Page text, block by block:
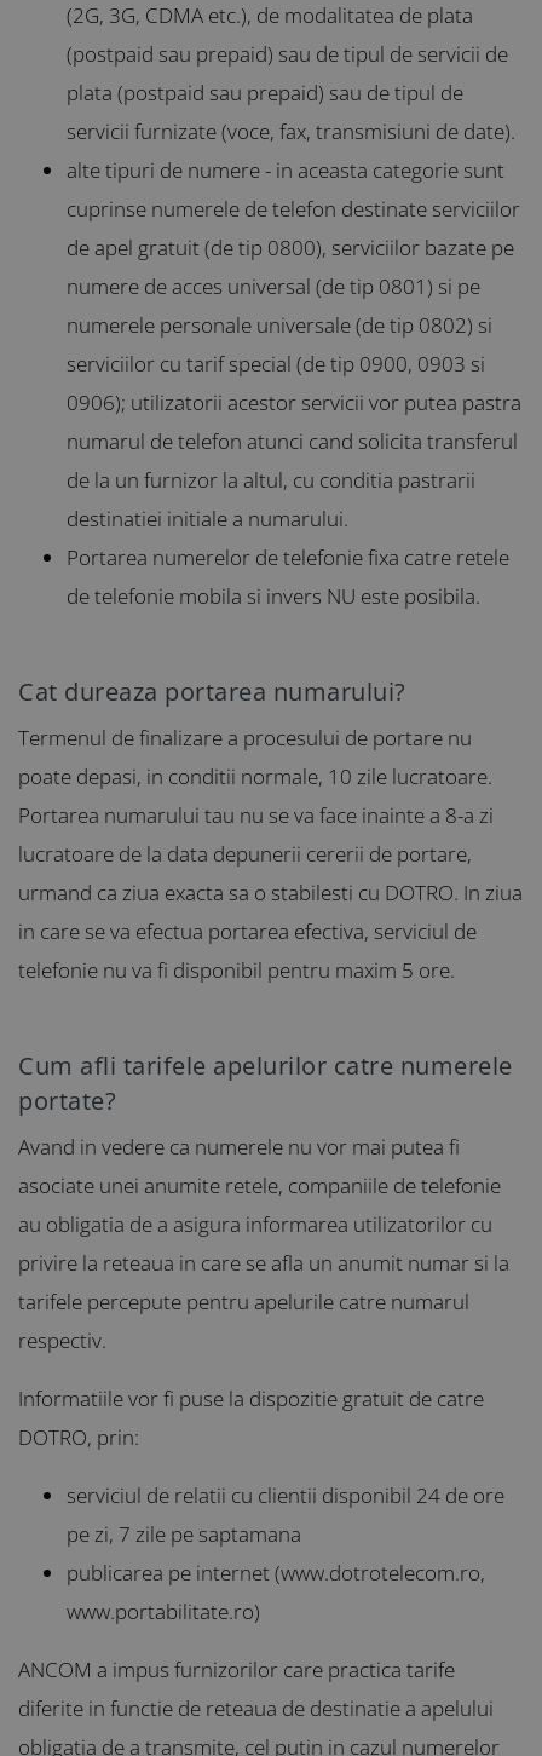
(2G, 3G, CDMA etc.), de modalitatea de plata
(postpaid sau prepaid) sau de tipul de servicii de
plata (postpaid sau prepaid) sau de tipul de
servicii furnizate (voce, fax, transmisiuni de date).
alte tipuri de numere - in aceasta categorie sunt
cuprinse numerele de telefon destinate serviciilor
de apel gratuit (de tip 0800), serviciilor bazate pe
numere de acces universal (de tip 0801) si pe
numerele personale universale (de tip 0802) si
serviciilor cu tarif special (de tip 0900, 0903 si
0906); utilizatorii acestor servicii vor putea pastra
numarul de telefon atunci cand solicita transferul
de la un furnizor la altul, cu conditia pastrarii
destinatiei initiale a numarului.
Portarea numerelor de telefonie fixa catre retele
de telefonie mobila si invers NU este posibila.
Cat dureaza portarea numarului?
Termenul de finalizare a procesului de portare nu
poate depasi, in conditii normale, 10 zile lucratoare.
Portarea numarului tau nu se va face inainte a 8-a zi
lucratoare de la data depunerii cererii de portare,
urmand ca ziua exacta sa o stabilesti cu DOTRO. In ziua
in care se va efectua portarea efectiva, serviciul de
telefonie nu va fi disponibil pentru maxim 5 ore.
Cum afli tarifele apelurilor catre numerele
portate?
Avand in vedere ca numerele nu vor mai putea fi
asociate unei anumite retele, companiile de telefonie
au obligatia de a asigura informarea utilizatorilor cu
privire la reteaua in care se afla un anumit numar si la
tarifele percepute pentru apelurile catre numarul
respectiv.
Informatiile vor fi puse la dispozitie gratuit de catre
DOTRO, prin:
serviciul de relatii cu clientii disponibil 24 de ore
pe zi, 7 zile pe saptamana
publicarea pe internet (www.dotrotelecom.ro,
www.portabilitate.ro)
ANCOM a impus furnizorilor care practica tarife
diferite in functie de reteaua de destinatie a apelului
obligatia de a transmite, cel putin in cazul numerelor